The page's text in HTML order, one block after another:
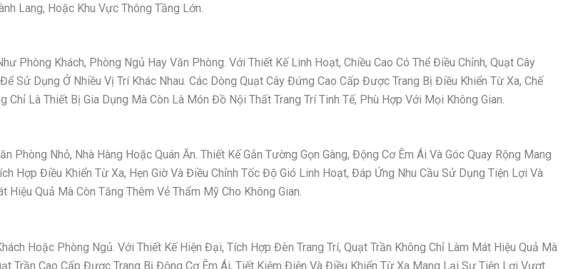
Lang, Hoặc Khu Vực Thông Tầng Lớn.
Phòng Khách, Phòng Ngủ Hay Văn Phòng. Với Thiết Kế Linh Hoạt, Chiều Cao Có Thể Điều Chỉnh, Quạt Cây
Sử Dụng Ở Nhiều Vị Trí Khác Nhau. Các Dòng Quạt Cây Đứng Cao Cấp Được Trang Bị Điều Khiển Từ Xa, Chế
Là Thiết Bị Gia Dụng Mà Còn Là Món Đồ Nội Thất Trang Trí Tinh Tế, Phù Hợp Với Mọi Không Gian.
Nhỏ, Nhà Hàng Hoặc Quán Ăn. Thiết Kế Gắn Tường Gọn Gàng, Động Cơ Êm Ái Và Góc Quay Rộng Mang
Hợp Điều Khiển Từ Xa, Hẹn Giờ Và Điều Chỉnh Tốc Độ Gió Linh Hoạt, Đáp Ứng Nhu Cầu Sử Dụng Tiện Lợi Và
Quả Mà Còn Tăng Thêm Vẻ Thẩm Mỹ Cho Không Gian.
Hoặc Phòng Ngủ. Với Thiết Kế Hiện Đại, Tích Hợp Đèn Trang Trí, Quạt Trần Không Chỉ Làm Mát Hiệu Quả Mà
Trần Cao Cấp Được Trang Bị Động Cơ Êm Ái, Tiết Kiệm Điện Và Điều Khiển Từ Xa Mang Lại Sự Tiện Lợi Vượt